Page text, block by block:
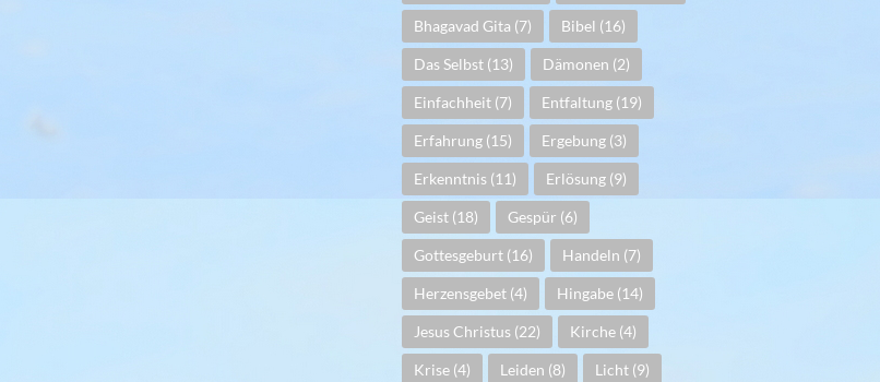
Bhagavad Gita (7) Bibel (16)
Das Selbst (13) Dämonen (2)
Einfachheit (7) Entfaltung (19)
Erfahrung (15) Ergebung (3)
Erkenntnis (11) Erlösung (9)
Geist (18) Gespür (6)
Gottesgeburt (16) Handeln (7)
Herzensgebet (4) Hingabe (14)
Jesus Christus (22) Kirche (4)
Krise (4) Leiden (8) Licht (9)